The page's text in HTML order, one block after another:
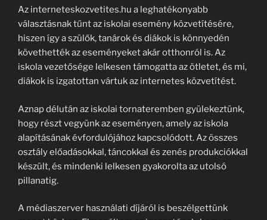
Az interneteskozvetites.hu a leghatékonyabb
választásnak tűnt az iskolai esemény közvetítésére,
hiszen így a szülők, tanárok és diákok is könnyedén
követhették az eseményeket akár otthonról is. Az
iskola vezetősége lelkesen támogatta az ötletet, és mi,
diákok is izgatottan vártuk az internetes közvetítést.
Aznap délután az iskolai tornateremben gyülekeztünk,
hogy részt vegyünk az eseményen, amely az iskola
alapításának évfordulójához kapcsolódott. Az összes
osztály előadásokkal, táncokkal és zenés produkciókkal
készült, és mindenki lelkesen gyakorolta az utolsó
pillanatig.
A médiaszerver használati díjáról is beszélgettünk